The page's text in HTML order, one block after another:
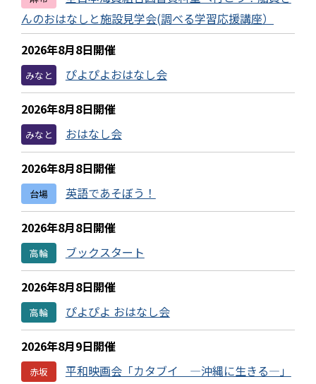
んのおはなしと施設見学会(調べる学習応援講座）
2026年8月8日開催
みなと ぴよぴよおはなし会
2026年8月8日開催
みなと おはなし会
2026年8月8日開催
台場 英語であそぼう！
2026年8月8日開催
高輪 ブックスタート
2026年8月8日開催
高輪 ぴよぴよ おはなし会
2026年8月9日開催
赤坂 平和映画会「カタブイ ―沖縄に生きる―」